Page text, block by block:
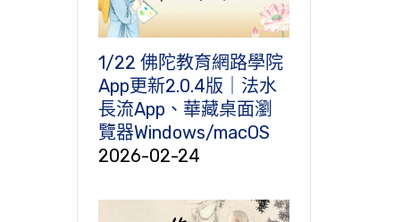
1/22 佛陀教育網路學院
App更新2.0.4版｜法水
長流App、華藏桌面瀏
覽器Windows/macOS
2026-02-24